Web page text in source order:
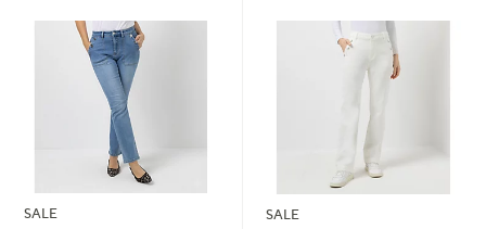
SALE
SALE